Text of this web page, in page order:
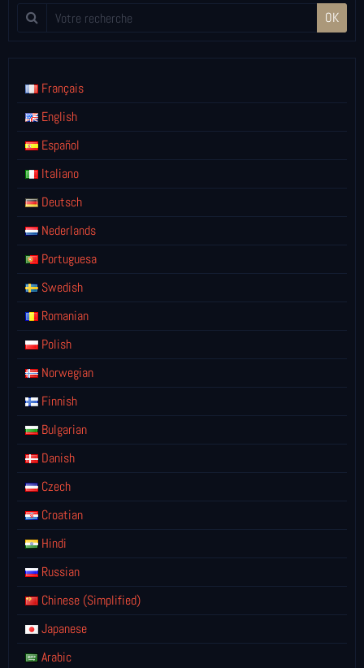
OK
Français
English
Español
Italiano
Deutsch
Nederlands
Portuguesa
Swedish
Romanian
Polish
Norwegian
Finnish
Bulgarian
Danish
Czech
Croatian
Hindi
Russian
Chinese (Simplified)
Japanese
Arabic